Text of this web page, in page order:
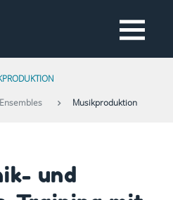
Musikproduktion
und